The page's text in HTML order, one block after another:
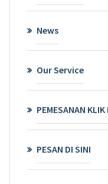
News
Our Service
PEMESANAN KLIK
PESAN DI SINI